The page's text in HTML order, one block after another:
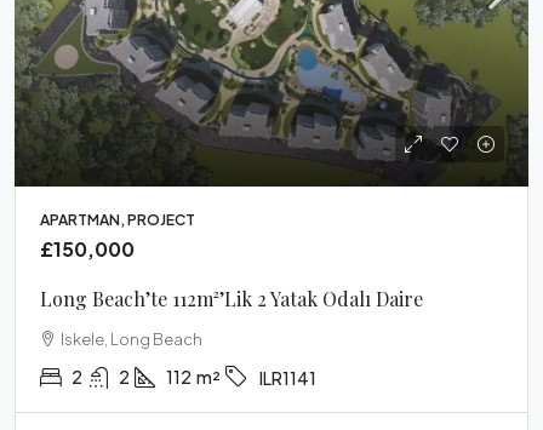
APARTMAN, PROJECT
£150,000
Long Beach’te 112m²’lik 2 Yatak Odalı Daire
Iskele, Long Beach
2 2 112 m² ILR1141